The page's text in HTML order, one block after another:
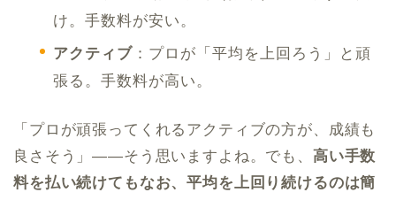
け。手数料が安い。
アクティブ ：プロが「平均を上回ろう」と頑
張る。手数料が高い。
「プロが頑張ってくれるアクティブの方が、成績も
良さそう」——そう思いますよね。でも、 高い手数
料を払い続けてもなお、平均を上回り続けるのは簡